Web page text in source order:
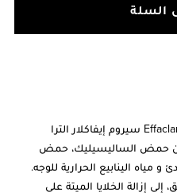
السلة
Effaclar Ultra Concentrated Serum 30mL سيروم إيفاكلار الترا
حمض الساليسيليك، حمض
إزالة الخلايا الميتة على